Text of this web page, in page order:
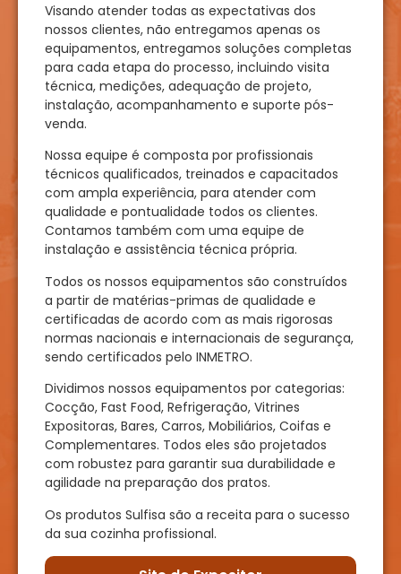
Visando atender todas as expectativas dos
nossos clientes, não entregamos apenas os
equipamentos, entregamos soluções completas
para cada etapa do processo, incluindo visita
técnica, medições, adequação de projeto,
instalação, acompanhamento e suporte pós-
venda.
Nossa equipe é composta por profissionais
técnicos qualificados, treinados e capacitados
com ampla experiência, para atender com
qualidade e pontualidade todos os clientes.
Contamos também com uma equipe de
instalação e assistência técnica própria.
Todos os nossos equipamentos são construídos
a partir de matérias-primas de qualidade e
certificadas de acordo com as mais rigorosas
normas nacionais e internacionais de segurança,
sendo certificados pelo INMETRO.
Dividimos nossos equipamentos por categorias:
Cocção, Fast Food, Refrigeração, Vitrines
Expositoras, Bares, Carros, Mobiliários, Coifas e
Complementares. Todos eles são projetados
com robustez para garantir sua durabilidade e
agilidade na preparação dos pratos.
Os produtos Sulfisa são a receita para o sucesso
da sua cozinha profissional.